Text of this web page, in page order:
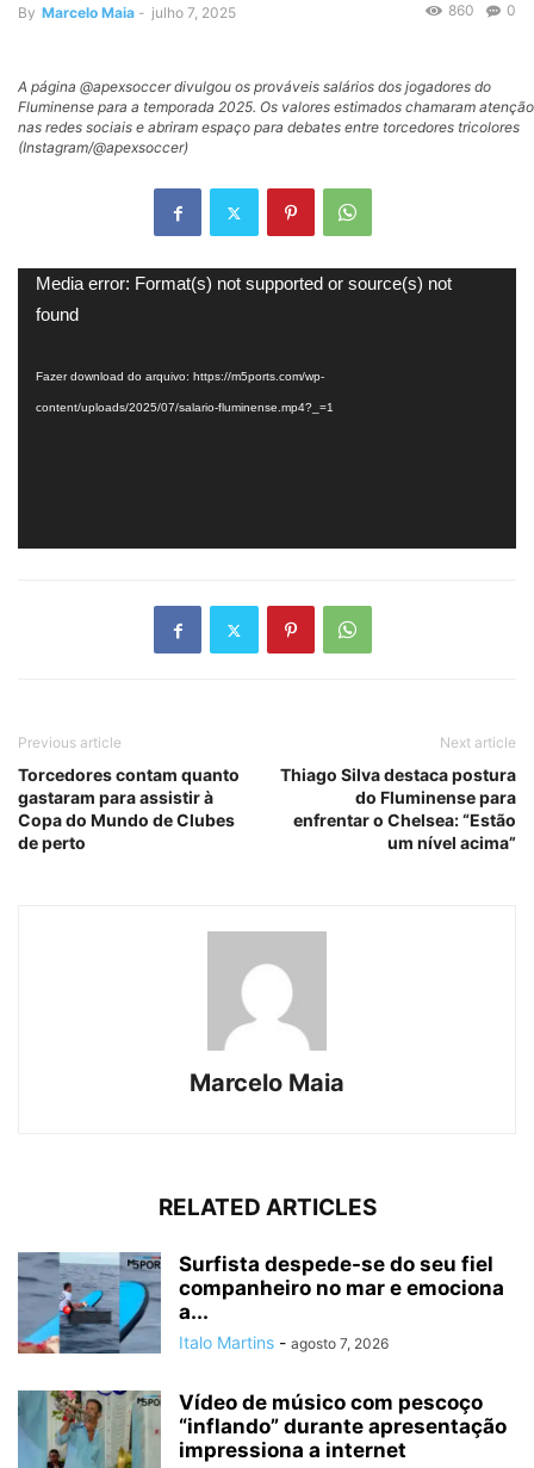
By Marcelo Maia - julho 7, 2025 0
860
A página @apexsoccer divulgou os prováveis salários dos jogadores do
Fluminense para a temporada 2025. Os valores estimados chamaram atenção
nas redes sociais e abriram espaço para debates entre torcedores tricolores
(Instagram/@apexsoccer)
Tocador
de
Media error: Format(s) not supported or source(s) not
found
Fazer download do arquivo: https://m5ports.com/wp-
content/uploads/2025/07/salario-fluminense.mp4?_=1
Previous article
Torcedores contam quanto
gastaram para assistir à
Copa do Mundo de Clubes
de perto
Next article
Thiago Silva destaca postura
do Fluminense para
enfrentar o Chelsea: “Estão
um nível acima”
Marcelo Maia
RELATED ARTICLES
Surfista despede-se do seu fiel
companheiro no mar e emociona
a...
Italo Martins - agosto 7, 2026
Vídeo de músico com pescoço
“inflando” durante apresentação
impressiona a internet